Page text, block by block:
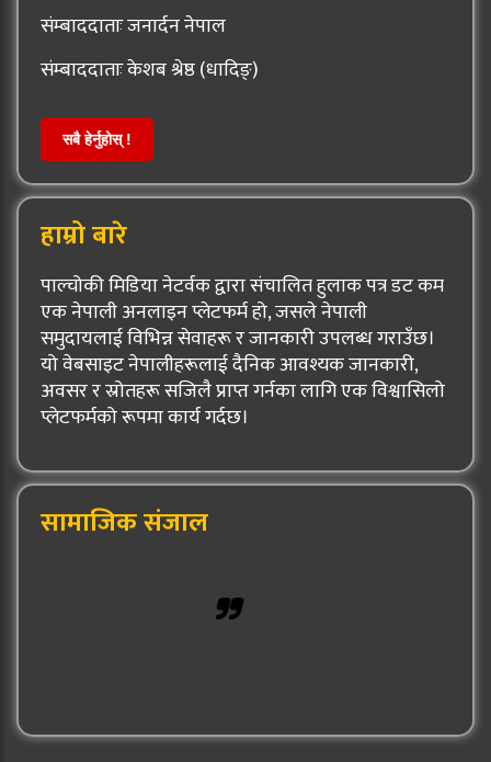
संम्बाददाताः जनार्दन नेपाल
संम्बाददाताः केशब श्रेष्ठ (धादिङ्)
सबै हेर्नुहोस् !
हाम्रो बारे
पाल्चोकी मिडिया नेटर्वक द्वारा संचालित हुलाक पत्र डट कम
एक नेपाली अनलाइन प्लेटफर्म हो, जसले नेपाली
समुदायलाई विभिन्न सेवाहरू र जानकारी उपलब्ध गराउँछ।
यो वेबसाइट नेपालीहरूलाई दैनिक आवश्यक जानकारी,
अवसर र स्रोतहरू सजिलै प्राप्त गर्नका लागि एक विश्वासिलो
प्लेटफर्मको रूपमा कार्य गर्दछ।
सामाजिक संजाल